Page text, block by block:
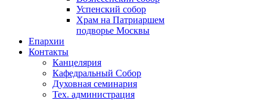
Успенский собор
Храм на Патриаршем
подворье Москвы
Епархии
Контакты
Канцелярия
Кафедральный Собор
Духовная семинария
Тех. администрация